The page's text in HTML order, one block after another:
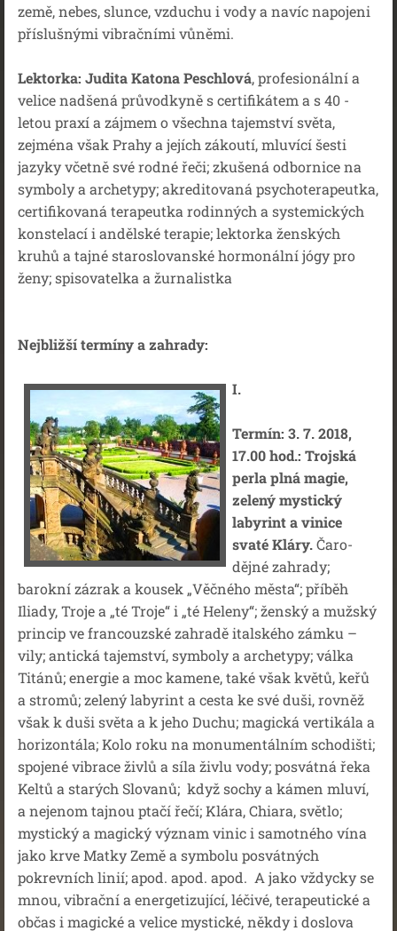
země, nebes, slunce, vzduchu i vody a navíc napojeni
příslušnými vibračními vůněmi.
Lektorka: Judita Katona Peschlová, profesionální a
velice nadšená průvodkyně s certifikátem a s 40 -
letou praxí a zájmem o všechna tajemství světa,
zejména však Prahy a jejích zákoutí, mluvící šesti
jazyky včetně své rodné řeči; zkušená odbornice na
symboly a archetypy; akreditovaná psychoterapeutka,
certifikovaná terapeutka rodinných a systemických
konstelací i andělské terapie; lektorka ženských
kruhů a tajné staroslovanské hormonální jógy pro
ženy; spisovatelka a žurnalistka
Nejbližší termíny a zahrady:
I.
Termín: 3. 7. 2018,
17.00 hod.: Trojská
perla plná magie,
zelený mystický
labyrint a vinice
svaté Kláry.Čaro-
dějné zahrady;
barokní zázrak a kousek „Věčného města“; příběh
Iliady, Troje a „té Troje“ i „té Heleny“; ženský a mužský
princip ve francouzské zahradě italského zámku –
vily; antická tajemství, symboly a archetypy; válka
Titánů; energie a moc kamene, také však květů, keřů
a stromů; zelený labyrint a cesta ke své duši, rovněž
však k duši světa a k jeho Duchu; magická vertikála a
horizontála; Kolo roku na monumentálním schodišti;
spojené vibrace živlů a síla živlu vody; posvátná řeka
Keltů a starých Slovanů; když sochy a kámen mluví,
a nejenom tajnou ptačí řečí; Klára, Chiara, světlo;
mystický a magický význam vinic i samotného vína
jako krve Matky Země a symbolu posvátných
pokrevních linií; apod. apod. apod. A jako vždycky se
mnou, vibrační a energetizující, léčivé, terapeutické a
občas i magické a velice mystické, někdy i doslova